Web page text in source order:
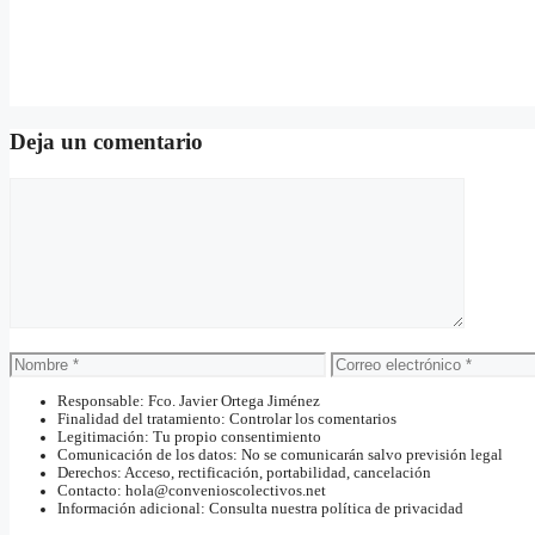
Deja un comentario
Nombre
Correo
electrónico
Responsable: Fco. Javier Ortega Jiménez
Finalidad del tratamiento: Controlar los comentarios
Legitimación: Tu propio consentimiento
Comunicación de los datos: No se comunicarán salvo previsión legal
Derechos: Acceso, rectificación, portabilidad, cancelación
Contacto: hola@convenioscolectivos.net
Información adicional: Consulta nuestra política de privacidad